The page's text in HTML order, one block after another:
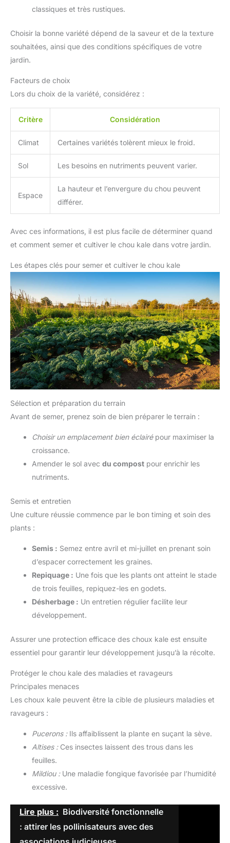
classiques et très rustiques.
Choisir la bonne variété dépend de la saveur et de la texture
souhaitées, ainsi que des conditions spécifiques de votre
jardin.
Facteurs de choix
Lors du choix de la variété, considérez :
Critère Considération
Climat Certaines variétés tolèrent mieux le froid.
Sol Les besoins en nutriments peuvent varier.
Espace
La hauteur et l’envergure du chou peuvent
différer.
Avec ces informations, il est plus facile de déterminer quand
et comment semer et cultiver le chou kale dans votre jardin.
Les étapes clés pour semer et cultiver le chou kale
Sélection et préparation du terrain
Avant de semer, prenez soin de bien préparer le terrain :
Choisir un emplacement bien éclairépour maximiser la
croissance.
Amender le sol avec du compost pour enrichir les
nutriments.
Semis et entretien
Une culture réussie commence par le bon timing et soin des
plants :
Semis : Semez entre avril et mi-juillet en prenant soin
d’espacer correctement les graines.
Repiquage : Une fois que les plants ont atteint le stade
de trois feuilles, repiquez-les en godets.
Désherbage : Un entretien régulier facilite leur
développement.
Assurer une protection efficace des choux kale est ensuite
essentiel pour garantir leur développement jusqu’à la récolte.
Protéger le chou kale des maladies et ravageurs
Principales menaces
Les choux kale peuvent être la cible de plusieurs maladies et
ravageurs :
Pucerons :Ils affaiblissent la plante en suçant la sève.
Altises :Ces insectes laissent des trous dans les
feuilles.
Mildiou :Une maladie fongique favorisée par l’humidité
excessive.
Lire plus : Biodiversité fonctionnelle
: attirer les pollinisateurs avec des